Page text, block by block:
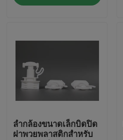
การควบคุมคุณภาพ
ข่าว
ขอทุน
ฝาครอบพ่นพลาสติก
ฝาขวดพลาสติก
ลำกล้องขนาดเล็กบิดปิด
ฝาพวยพลาสติกสำหรับ